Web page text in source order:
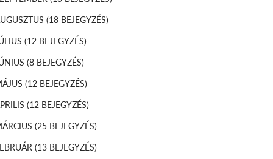
(18 BEJEGYZÉS)
(12 BEJEGYZÉS)
(8 BEJEGYZÉS)
(12 BEJEGYZÉS)
(12 BEJEGYZÉS)
(25 BEJEGYZÉS)
(13 BEJEGYZÉS)